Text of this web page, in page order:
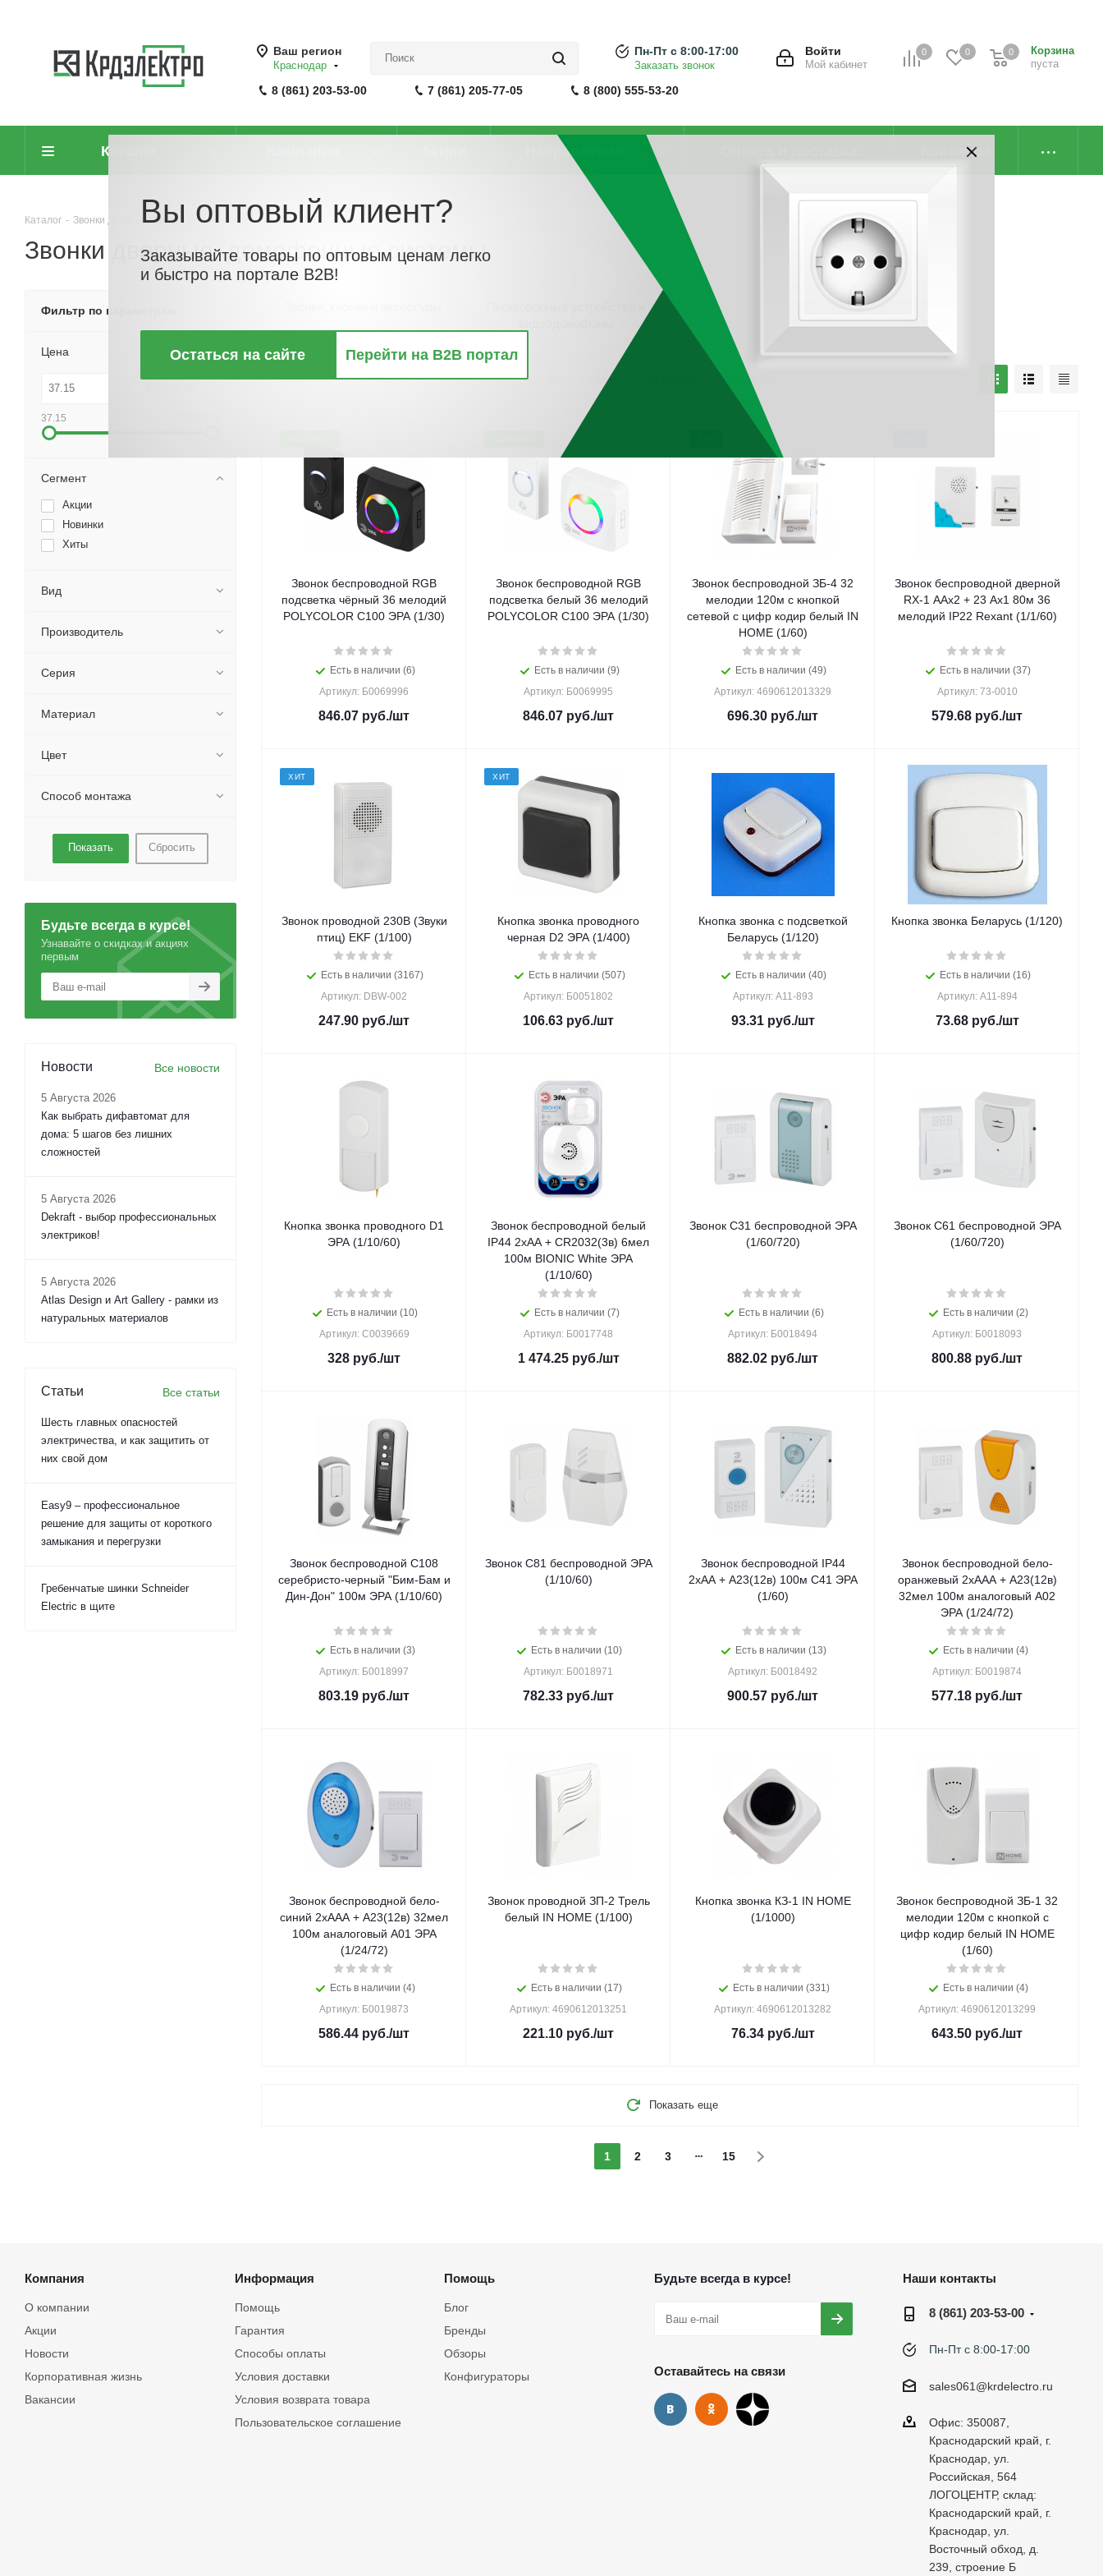
Ваш регион
Краснодар
8 (861) 203-53-00 7 (861) 205-77-05 8 (800) 555-53-20
0 0
Корзина
пуста
0
Войти
Мой кабинет
Пн-Пт с 8:00-17:00
Заказать звонок
Каталог Направления Контакты
Каталог - Звонки дверные, домофонные системы
Звонки дверные, домофонные системы
По хитам По новинкам По популярности По алфавиту По наличию
Звонок беспроводной RGB
подсветка чёрный 36 мелодий
POLYCOLOR C100 ЭРА (1/30)
Есть в наличии (6)
Артикул: Б0069996
846.07 руб./шт
Звонок беспроводной RGB
подсветка белый 36 мелодий
POLYCOLOR C100 ЭРА (1/30)
Есть в наличии (9)
Артикул: Б0069995
846.07 руб./шт
Звонок беспроводной ЗБ-4 32
мелодии 120м с кнопкой
сетевой с цифр кодир белый IN
HOME (1/60)
Есть в наличии (49)
Артикул: 4690612013329
696.30 руб./шт
Звонок беспроводной дверной
RX-1 ААх2 + 23 Ах1 80м 36
мелодий IP22 Rexant (1/1/60)
Есть в наличии (37)
Артикул: 73-0010
579.68 руб./шт
ХИТ
Звонок проводной 230В (Звуки
птиц) EKF (1/100)
Есть в наличии (3167)
Артикул: DBW-002
247.90 руб./шт
ХИТ
Кнопка звонка проводного
черная D2 ЭРА (1/400)
Есть в наличии (507)
Артикул: Б0051802
106.63 руб./шт
Кнопка звонка с подсветкой
Беларусь (1/120)
Есть в наличии (40)
Артикул: А11-893
93.31руб./шт
Кнопка звонка Беларусь (1/120)
Есть в наличии (16)
Артикул: А11-894
73.68руб./шт
Кнопка звонка проводного D1
ЭРА (1/10/60)
Есть в наличии (10)
Артикул: C0039669
328 руб./шт
Звонок беспроводной белый
IP44 2хАА + CR2032(3в) 6мел
100м BIONIC White ЭРА
(1/10/60)
Есть в наличии (7)
Артикул: Б0017748
1 474.25руб./шт
Звонок C31 беспроводной ЭРА
(1/60/720)
Есть в наличии (6)
Артикул: Б0018494
882.02 руб./шт
Звонок C61 беспроводной ЭРА
(1/60/720)
Есть в наличии (2)
Артикул: Б0018093
800.88 руб./шт
Звонок беспроводной C108
серебристо-черный "Бим-Бам и
Дин-Дон" 100м ЭРА (1/10/60)
Есть в наличии (3)
Артикул: Б0018997
803.19 руб./шт
Звонок C81 беспроводной ЭРА
(1/10/60)
Есть в наличии (10)
Артикул: Б0018971
782.33 руб./шт
Звонок беспроводной IP44
2хАА + А23(12в) 100м C41 ЭРА
(1/60)
Есть в наличии (13)
Артикул: Б0018492
900.57 руб./шт
Звонок беспроводной бело-
оранжевый 2хААА + А23(12в)
32мел 100м аналоговый A02
ЭРА (1/24/72)
Есть в наличии (4)
Артикул: Б0019874
577.18 руб./шт
Звонок беспроводной бело-
синий 2хААА + А23(12в) 32мел
100м аналоговый A01 ЭРА
(1/24/72)
Есть в наличии (4)
Артикул: Б0019873
586.44 руб./шт
Звонок проводной ЗП-2 Трель
белый IN HOME (1/100)
Есть в наличии (17)
Артикул: 4690612013251
221.10 руб./шт
Кнопка звонка КЗ-1 IN HOME
(1/1000)
Есть в наличии (331)
Артикул: 4690612013282
76.34руб./шт
Звонок беспроводной ЗБ-1 32
мелодии 120м с кнопкой с
цифр кодир белый IN HOME
(1/60)
Есть в наличии (4)
Артикул: 4690612013299
643.50 руб./шт
Показать еще
1 2 3 15
Фильтр по параметрам
Цена
37.15
Сегмент
Акции
Новинки
Хиты
Вид
Производитель
Серия
Материал
Цвет
Способ монтажа
Сбросить
Будьте всегда в курсе!
Узнавайте о скидках и акциях
первым
Новости Все новости
5 Августа 2026
Как выбрать дифавтомат для
дома: 5 шагов без лишних
сложностей
5 Августа 2026
Dekraft - выбор профессиональных
электриков!
5 Августа 2026
Atlas Design и Art Gallery - рамки из
натуральных материалов
Статьи Все статьи
Шесть главных опасностей
электричества, и как защитить от
них свой дом
Easy9 – профессиональное
решение для защиты от короткого
замыкания и перегрузки
Гребенчатые шинки Schneider
Electric в щите
Компания
О компании
Акции
Новости
Корпоративная жизнь
Вакансии
Информация
Помощь
Гарантия
Способы оплаты
Условия доставки
Условия возврата товара
Пользовательское соглашение
Помощь
Блог
Бренды
Обзоры
Конфигураторы
Будьте всегда в курсе!
Оставайтесь на связи
Наши контакты
8 (861) 203-53-00
Пн-Пт с 8:00-17:00
sales061@krdelectro.ru
Офис: 350087,
Краснодарский край, г.
Краснодар, ул.
Российская, 564
ЛОГОЦЕНТР, склад:
Краснодарский край, г.
Краснодар, ул.
Восточный обход, д.
239, строение Б
Вы оптовый клиент?
Заказывайте товары по оптовым ценам легко
и быстро на портале B2B!
Остаться на сайте Перейти на B2B портал